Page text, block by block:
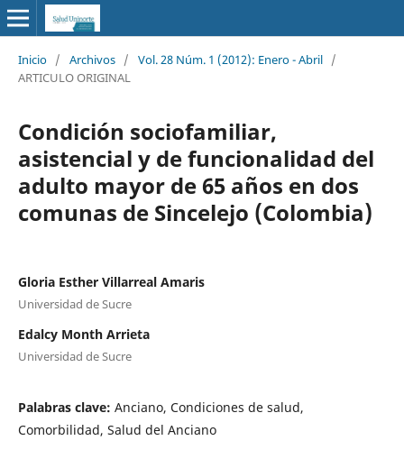
Inicio / Archivos / Vol. 28 Núm. 1 (2012): Enero - Abril /
ARTICULO ORIGINAL
Condición sociofamiliar,
asistencial y de funcionalidad del
adulto mayor de 65 años en dos
comunas de Sincelejo (Colombia)
Gloria Esther Villarreal Amaris
Universidad de Sucre
Edalcy Month Arrieta
Universidad de Sucre
Palabras clave: Anciano, Condiciones de salud,
Comorbilidad, Salud del Anciano